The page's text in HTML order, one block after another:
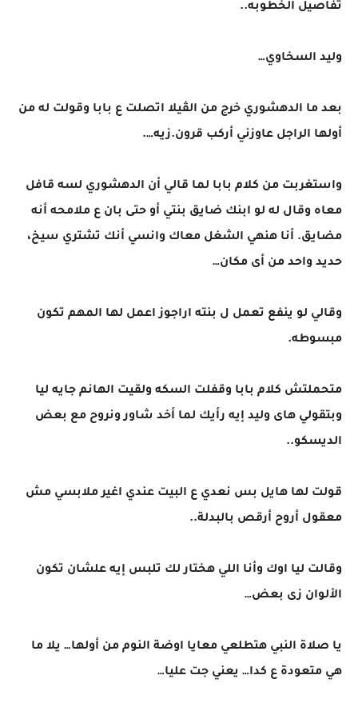
تفاصيل الخطوبه..
وليد السخاوي…
بعد ما الدهشوري خرج من الڤيلا اتصلت ع بابا وقولت له من
أولها الراجل عاوزني أركب قرون.زيه….
واستغربت من كلام بابا لما قالي أن الدهشوري لسه قافل
معاه وقال له لو ابنك ضايق بنتي أو حتى بان ع ملامحه أنه
مضايق. أنا هنهي الشغل معاك وانسي أنك تشتري سيخ،
حديد واحد من أى مكان…
وقالي لو ينفع تعمل ل بنته اراجوز اعمل لها المهم تكون
مبسوطه.
متحملتش كلام بابا وقفلت السكه ولقيت الهانم جايه ليا
وبتقولي هاى وليد إيه رأيك لما أخد شاور ونروح مع بعض
الديسكو..
قولت لها هايل بس نعدي ع البيت عندي اغير ملابسي مش
معقول أروح أرقص بالبدلة..
وقالت ليا اوك وأنا اللي هختار لك تلبس إيه علشان تكون
الألوان زى بعض…
يا صلاة النبي هتطلعي معايا اوضة النوم من أولها… يلا ما
هي متعودة ع كدا… يعني جت عليا…